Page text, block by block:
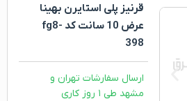
قرنیز پلی استایرن بهینا
عرض 10 سانت کد fg8-
398
ارسال سفارشات تهران و
مشهد طی ۱ روز کاری